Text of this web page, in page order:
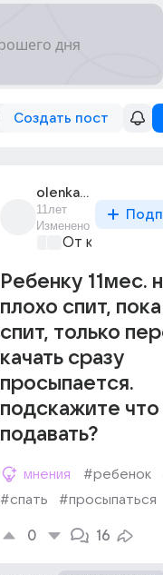
Создать пост
olenka_kokh
11лет
Изменено
От колыбели
Ребенку 11мес.
плохо спит,
спит, только
качать сразу
просыпается.
подскажите что
подавать?
мнения #ребенок
#спать
#просыпаться
0 16